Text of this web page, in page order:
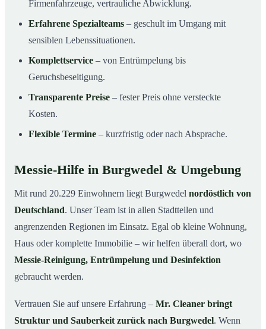
Firmenfahrzeuge, vertrauliche Abwicklung.
Erfahrene Spezialteams – geschult im Umgang mit
sensiblen Lebenssituationen.
Komplettservice – von Entrümpelung bis
Geruchsbeseitigung.
Transparente Preise – fester Preis ohne versteckte
Kosten.
Flexible Termine – kurzfristig oder nach Absprache.
Messie-Hilfe in Burgwedel & Umgebung
Mit rund 20.229 Einwohnern liegt Burgwedel nordöstlich von
Deutschland. Unser Team ist in allen Stadtteilen und
angrenzenden Regionen im Einsatz. Egal ob kleine Wohnung,
Haus oder komplette Immobilie – wir helfen überall dort, wo
Messie-Reinigung, Entrümpelung und Desinfektion
gebraucht werden.
Vertrauen Sie auf unsere Erfahrung – Mr. Cleaner bringt
Struktur und Sauberkeit zurück nach Burgwedel. Wenn